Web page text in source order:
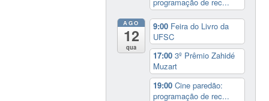
programação de rec...
AGO
12
qua
9:00 Feira do Livro da
UFSC
17:003º Prêmio Zahidé
Muzart
19:00Cine paredão:
programação de rec...